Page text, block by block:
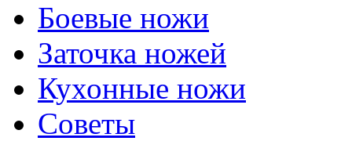
Боевые ножи
Заточка ножей
Кухонные ножи
Советы